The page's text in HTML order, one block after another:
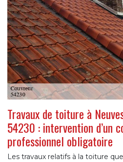
Travaux de toiture à
54230 : intervention d’un
professionnel obligatoire
Les travaux relatifs à la toiture